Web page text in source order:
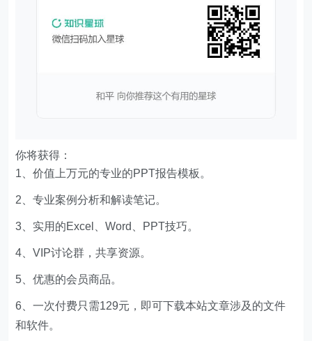
你将获得：
1、价值上万元的专业的PPT报告模板。
2、专业案例分析和解读笔记。
3、实用的Excel、Word、PPT技巧。
4、VIP讨论群，共享资源。
5、优惠的会员商品。
6、一次付费只需129元，即可下载本站文章涉及的文件
和软件。